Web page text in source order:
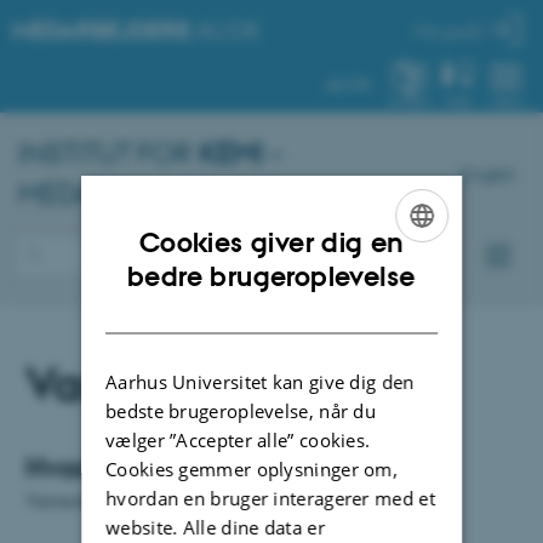
MEDARBEJDERE
KEMI
MEDARBEJDERPORTAL
English
Varemodtagelse
Hvad er det:
Varemodtagelsen ligger i lokale: 1513-113
ENGLISH
Cookies giver dig en
bedre brugeroplevelse
Aarhus Universitet kan give dig den
bedste brugeroplevelse, når du
vælger ”Accepter alle” cookies.
Cookies gemmer oplysninger om,
hvordan en bruger interagerer med et
website. Alle dine data er